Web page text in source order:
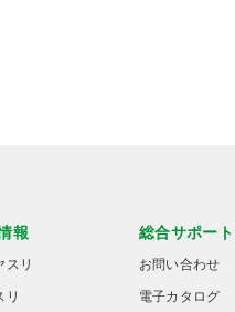
報
スリ
リ
総合サポート
お問い合わせ
電子カタログ